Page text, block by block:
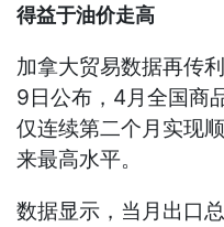
得益于油价走高
加拿大贸易数据再传
9日公布，4月全国商
仅连续第二个月实现
来最高水平。
数据显示，当月出口